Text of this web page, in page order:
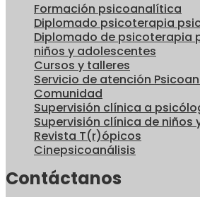
Formación psicoanalítica
Diplomado psicoterapia
Diplomado de psicoterapia
niños y adolescentes
Cursos y talleres
Servicio de atención
Comunidad
Supervisión clínica a
Supervisión clínica de niños
Revista T(r)ópicos
Cinepsicoanálisis
Contáctanos